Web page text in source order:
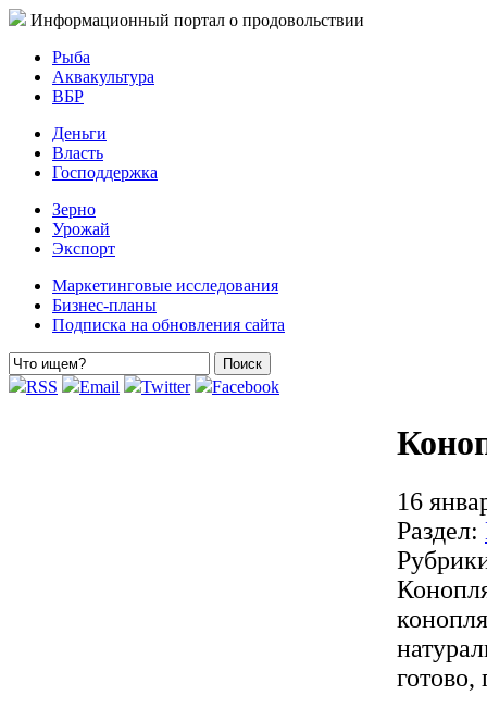
Информационный портал о продовольствии
Рыба
Аквакультура
ВБР
Деньги
Власть
Господдержка
Зерно
Урожай
Экспорт
Маркетинговые исследования
Бизнес-планы
Подписка на обновления сайта
RSS Email Twitter Facebook
16
Раздел:
готово,